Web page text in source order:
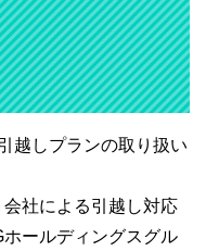
越しプランの取り扱い
社による引越し対応
ールディングスグル